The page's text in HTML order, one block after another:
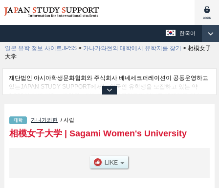
한국어
일본 유학 정보 사이트JPSS > 가나가와현의 대학에서 유학지를 찾기 > 相模女子
大学
재단법인 아시아학생문화협회와 주식회사 베네세코퍼레이션이 공동운영하고
있는JAPAN STUDY SUPPORT에서는 외국인 유학생을 모집하고 있는 약
1,300여 개의 대학・대학원・단기대학・전문학교의 정보를 게재하고 있습니
보, 모집정원과 합격자수 등의 입시정보, 시설안내, 교통정보 등 외국인 유학생
에게 유익하고 필요한 정보를 게재하고 있으므로 많이 이용해 주시기 바랍니
다.
가나가와현 / 사립
相模女子大学| Sagami Women's University